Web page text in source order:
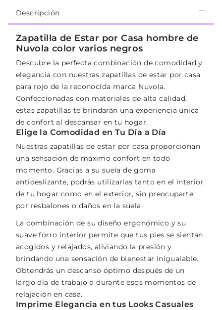
Descripción
Zapatilla de Estar por Casa hombre de
Nuvola color varios negros
Descubre la perfecta combinación de comodidad y
elegancia con nuestras zapatillas de estar por casa
para rojo de la reconocida marca Nuvola.
Confeccionadas con materiales de alta calidad,
estas zapatillas te brindarán una experiencia única
de confort al descansar en tu hogar.
Elige la Comodidad en Tu Día a Día
Nuestras zapatillas de estar por casa proporcionan
una sensación de máximo confort en todo
momento. Gracias a su suela de goma
antideslizante, podrás utilizarlas tanto en el interior
de tu hogar como en el exterior, sin preocuparte
por resbalones o daños en la suela.
La combinación de su diseño ergonómico y su
suave forro interior permite que tus pies se sientan
acogidos y relajados, aliviando la presión y
brindando una sensación de bienestar inigualable.
Obtendrás un descanso óptimo después de un
largo día de trabajo o durante esos momentos de
relajación en casa.
Imprime Elegancia en tus Looks Casuales